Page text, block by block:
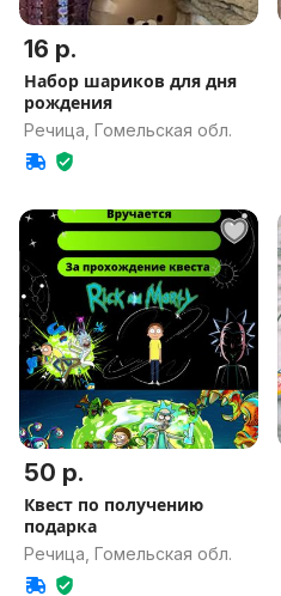
16 р.
Набор шариков для дня
рождения
Речица, Гомельская обл.
50 р.
Квест по получению
подарка
Речица, Гомельская обл.